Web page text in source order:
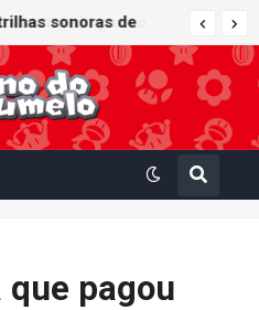
sonoras de
Clash e Mario's
ao catálogo
para o
Classics do
pagou